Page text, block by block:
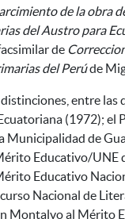
de la obra
del Austro para
de
del Perúde
entre las
(1972); el
Municipalidad de
Educativo/UNE
Educativo
Nacional de
Montalvo al Mérito